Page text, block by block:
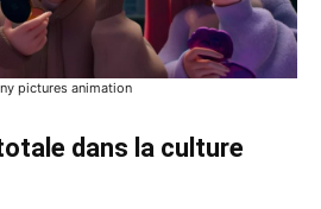
pictures animation
dans la culture